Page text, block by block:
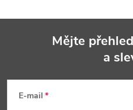
Mějte
a
E-mail